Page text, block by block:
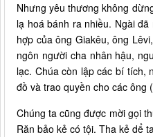
Nhưng yêu thương không
lạ hoá bánh ra nhiều. Ngài
hợp của ông Giakêu, ông
ngôn người cha nhân hậu,
lạc. Chúa còn lập các bí tích,
đồ và trao quyền cho các ông
Chúng ta cũng được mời gọi
Răn bảo kẻ có tội. Tha kẻ dể